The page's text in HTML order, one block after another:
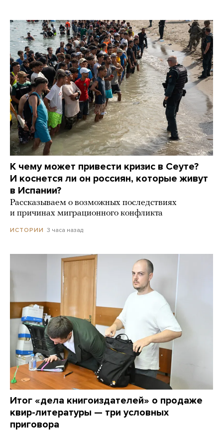
К чему может привести кризис в Сеуте?
И коснется ли он россиян, которые живут
в Испании?
Рассказываем о возможных последствиях
и причинах миграционного конфликта
ИСТОРИИ 3 часа назад
Итог «дела книгоиздателей» о продаже
квир-литературы — три условных
приговора